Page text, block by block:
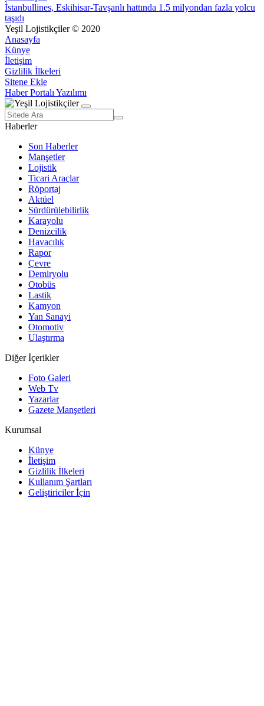
İstanbullines, Eskihisar-Tavşanlı hattında 1.5 milyondan fazla yolcu
taşıdı
Yeşil Lojistikçiler © 2020
Anasayfa
Künye
İletişim
Gizlilik İlkeleri
Sitene Ekle
Haber Portalı Yazılımı
Haberler
Son Haberler
Manşetler
Lojistik
Ticari Araçlar
Röportaj
Aktüel
Sürdürülebilirlik
Karayolu
Denizcilik
Havacılık
Rapor
Çevre
Demiryolu
Otobüs
Lastik
Kamyon
Yan Sanayi
Otomotiv
Ulaştırma
Diğer İçerikler
Foto Galeri
Web Tv
Yazarlar
Gazete Manşetleri
Kurumsal
Künye
İletişim
Gizlilik İlkeleri
Kullanım Şartları
Geliştiriciler İçin